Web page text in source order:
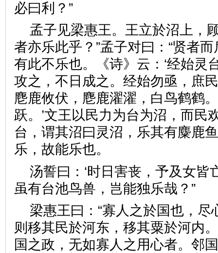
必曰利？”
孟子见梁惠王。王立於沼上，
者亦乐此乎？”孟子对曰：“贤者
有此不乐也。《诗》云：‘经始灵
攻之，不日成之。经始勿亟，庶
麀鹿攸伏，麀鹿濯濯，白鸟鹤鹤
跃。’文王以民力为台为沼，而民
台，谓其沼曰灵沼，乐其有麋鹿
乐，故能乐也。
汤誓曰：‘时日害丧，予及女皆
虽有台池鸟兽，岂能独乐哉
梁惠王曰：“寡人之於国也，
则移其民於河东，移其粟於河内
国之政，无如寡人之用心者。邻